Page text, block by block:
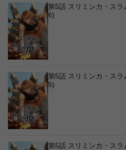
第5話 スリミンカ・スラ
6)
第5話 スリミンカ・スラ
5)
第5話 スリミンカ・スラ